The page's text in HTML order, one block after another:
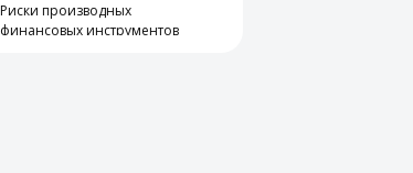
Риски производных
финансовых инструментов